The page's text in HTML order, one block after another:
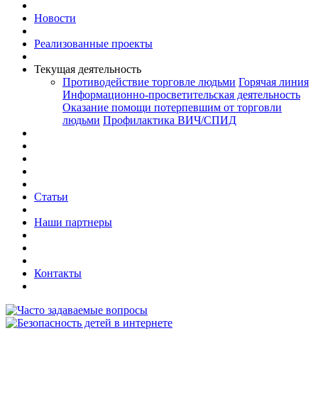
Новости
Реализованные проекты
Текущая деятельность
Противодействие торговле людьми Горячая линия
Информационно-просветительская деятельность
Оказание помощи потерпевшим от торговли
людьми Профилактика ВИЧ/СПИД
Статьи
Наши партнеры
Контакты